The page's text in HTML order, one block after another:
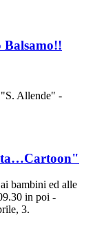
"S. Allende" -
bambini ed alle
in poi -
3.